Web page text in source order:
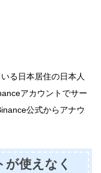
る日本居住の日本人
アカウントでサー
公式からアナウ
使えなく